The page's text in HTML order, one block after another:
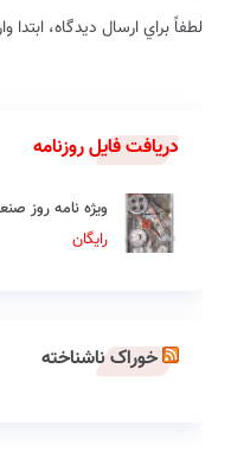
لطفاً براي ارسال دیدگاه،
دریافت فایل روزنامه
ویژه نامه روز
رایگان
خوراک ناشناخته